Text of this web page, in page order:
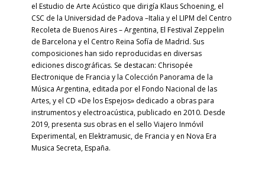
el Estudio de Arte Acústico que dirigía Klaus Schoening, el
CSC de la Universidad de Padova –Italia y el LIPM del Centro
Recoleta de Buenos Aires – Argentina, El Festival Zeppelin
de Barcelona y el Centro Reina Sofía de Madrid. Sus
composiciones han sido reproducidas en diversas
ediciones discográficas. Se destacan: Chrisopée
Electronique de Francia y la Colección Panorama de la
Música Argentina, editada por el Fondo Nacional de las
Artes, y el CD «De los Espejos» dedicado a obras para
instrumentos y electroacústica, publicado en 2010. Desde
2019, presenta sus obras en el sello Viajero Inmóvil
Experimental, en Elektramusic, de Francia y en Nova Era
Musica Secreta, España.